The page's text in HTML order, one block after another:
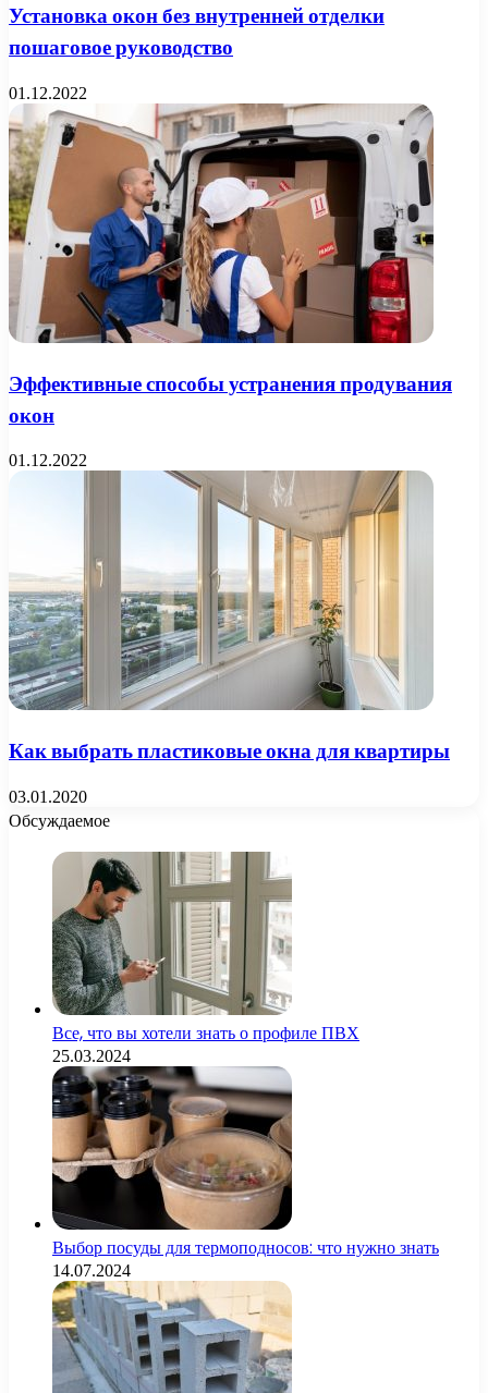
Установка окон без внутренней отделки
пошаговое руководство
01.12.2022
Эффективные способы устранения продувания
окон
01.12.2022
Как выбрать пластиковые окна для квартиры
03.01.2020
Обсуждаемое
Все, что вы хотели знать о профиле ПВХ
25.03.2024
Выбор посуды для термоподносов: что нужно знать
14.07.2024